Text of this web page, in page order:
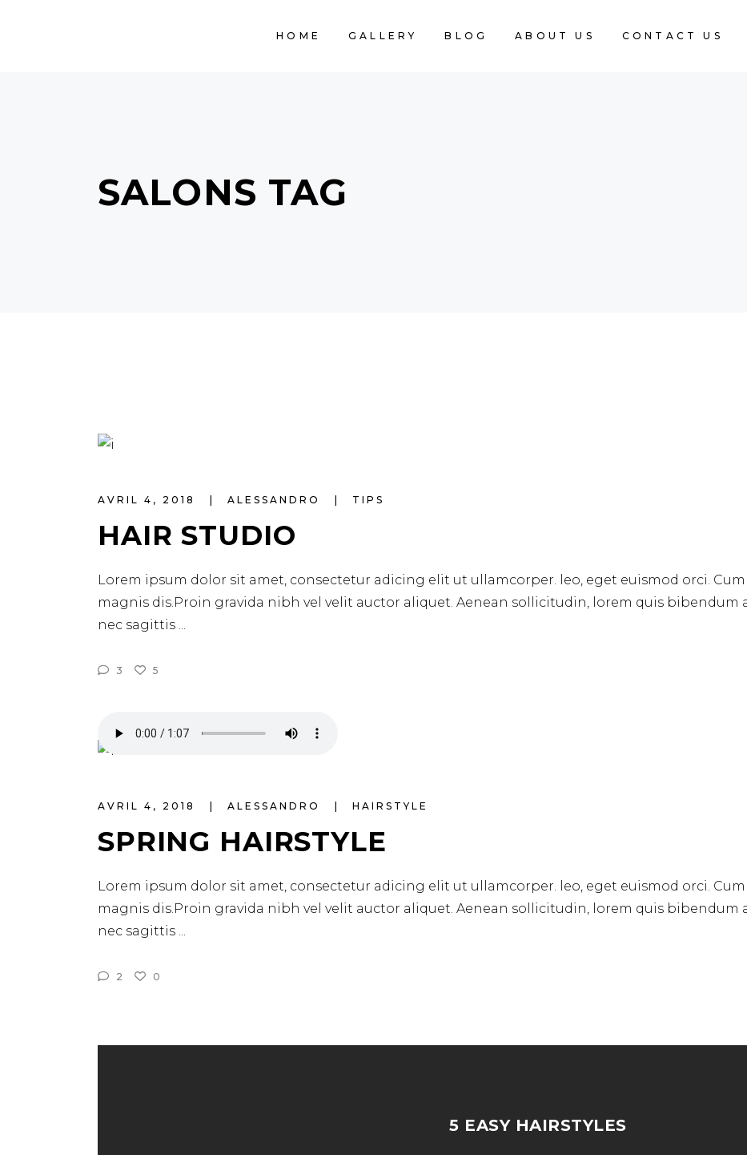
HOME GALLERY BLOG ABOUT US CONTACT US
SALONS TAG
AVRIL 4, 2018 ALESSANDRO TIPS
HAIR STUDIO
Lorem ipsum dolor sit amet, consectetur adicing elit ut ullamcorper. leo, eget euismod orci.
magnis dis.Proin gravida nibh vel velit auctor aliquet. Aenean sollicitudin, lorem quis bibendum
nec sagittis
3 5
AVRIL 4, 2018 ALESSANDRO HAIRSTYLE
SPRING HAIRSTYLE
Lorem ipsum dolor sit amet, consectetur adicing elit ut ullamcorper. leo, eget euismod orci.
magnis dis.Proin gravida nibh vel velit auctor aliquet. Aenean sollicitudin, lorem quis bibendum
nec sagittis
2 0
5 EASY HAIRSTYLES